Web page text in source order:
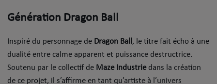
URBAN CULTURE
Sport
Génération Dragon Ball
Inspiré du personnage de Dragon Ball , le titre fait écho à une
dualité entre calme apparent et puissance destructrice.
Soutenu par le collectif de Maze Industriedans la création
de ce projet, il s’affirme en tant qu’artiste à l’univers